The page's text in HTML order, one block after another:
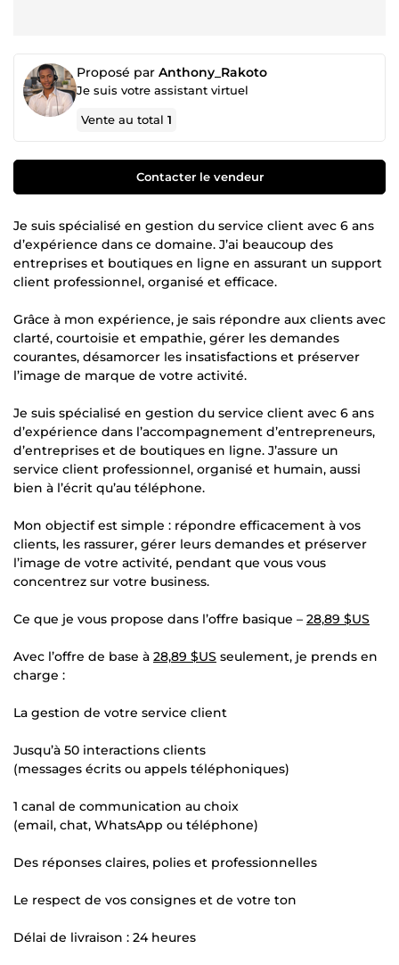
Proposé par Anthony_Rakoto
Je suis votre assistant virtuel
Vente au total1
Contacter le vendeur
Je suis spécialisé en gestion du service client avec 6 ans
d’expérience dans ce domaine. J’ai beaucoup des
entreprises et boutiques en ligne en assurant un support
client professionnel, organisé et efficace.
Grâce à mon expérience, je sais répondre aux clients avec
clarté, courtoisie et empathie, gérer les demandes
courantes, désamorcer les insatisfactions et préserver
l’image de marque de votre activité.
Je suis spécialisé en gestion du service client avec 6 ans
d’expérience dans l’accompagnement d’entrepreneurs,
d’entreprises et de boutiques en ligne. J’assure un
service client professionnel, organisé et humain, aussi
bien à l’écrit qu’au téléphone.
Mon objectif est simple : répondre efficacement à vos
clients, les rassurer, gérer leurs demandes et préserver
l’image de votre activité, pendant que vous vous
concentrez sur votre business.
Ce que je vous propose dans l’offre basique – 28,89 $US
Avec l’offre de base à 28,89 $US seulement, je prends en
charge :
La gestion de votre service client
Jusqu’à 50 interactions clients
(messages écrits ou appels téléphoniques)
1 canal de communication au choix
(email, chat, WhatsApp ou téléphone)
Des réponses claires, polies et professionnelles
Le respect de vos consignes et de votre ton
Délai de livraison : 24 heures